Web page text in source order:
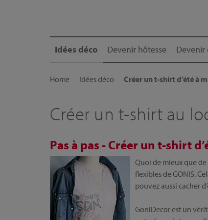
Idées déco Devenir hôtesse Devenir
Home Idées déco Créer un t-shirt d’été à
Créer un t-shirt au
Pas à pas - Créer un t-shirt
Quoi de mieux que
flexibles de GONIS.
pouvez aussi cacher
GoniDecor est un